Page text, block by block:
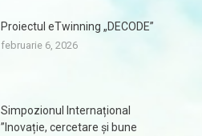
Proiectul eTwinning „DECODE”
februarie 6, 2026
Simpozionul Internațional
”Inovație, cercetare și bune